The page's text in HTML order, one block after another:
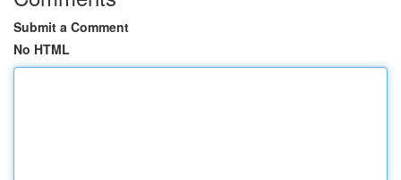
Submit a Comment
No HTML